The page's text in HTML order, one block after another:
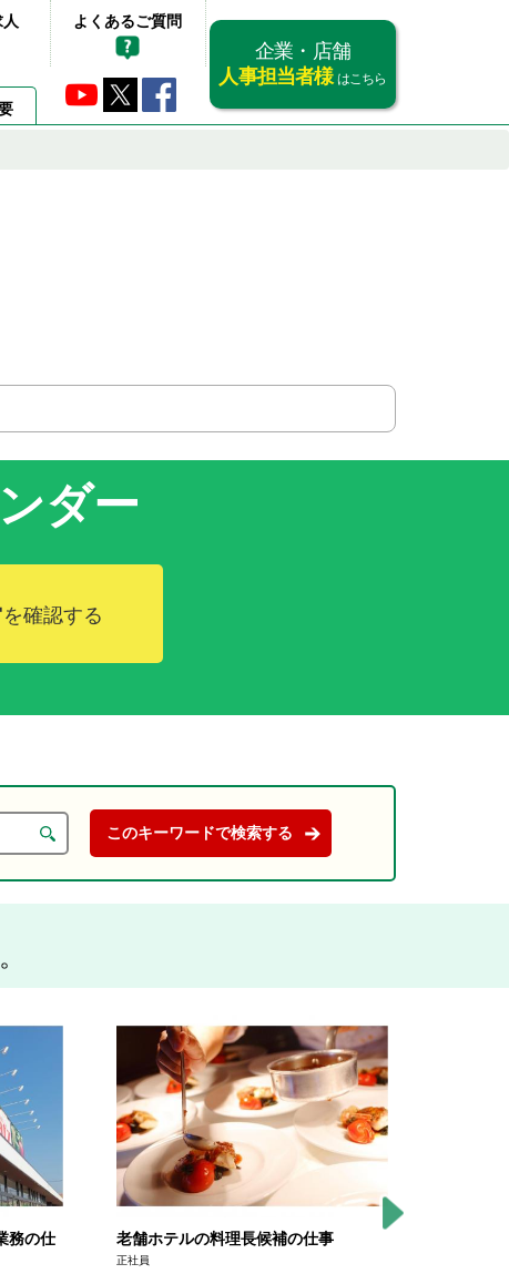
よくあるご質問
企業・店舗
人事担当者様 はこちら
ダー
を確認する
務の仕
老舗ホテルの料理長候補の仕事
正社員